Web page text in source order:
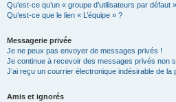
Qu’est-ce qu’un « groupe d’utilisateurs par défaut
Qu’est-ce que le lien « L’équipe » ?
Messagerie privée
Je ne peux pas envoyer de messages privés !
Je continue à recevoir des messages privés non
J’ai reçu un courrier électronique indésirable de la
Amis et ignorés